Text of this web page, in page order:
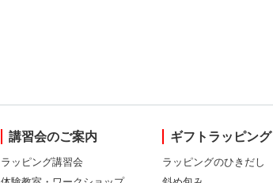
講習会のご案内
ラッピング講習会
ギフトラッピング
ラッピングのひきだし